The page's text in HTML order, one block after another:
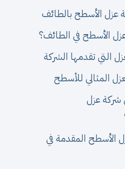
عزل الأسطح بالطائف
الأسطح في الطائف؟
التي تقدمها الشركة
المثالي للأسطح
عزل
الأسطح المقدمة في